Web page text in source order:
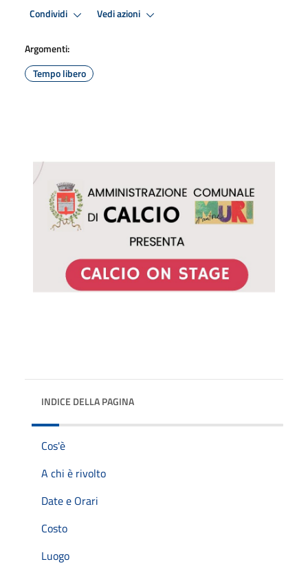
Condividi Vedi azioni
Argomenti:
Tempo libero
INDICE DELLA PAGINA
Cos'è
A chi è rivolto
Date e Orari
Costo
Luogo